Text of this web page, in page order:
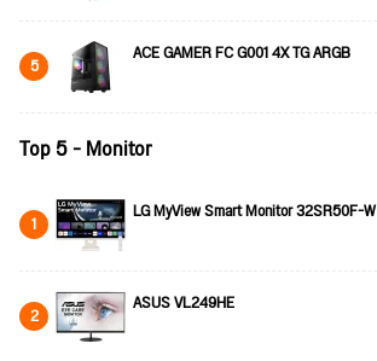
5 ACE GAMER FC G001 4X TG ARGB
Top 5 - Monitor
1 LG MyView Smart Monitor 32SR50F-W
2 ASUS VL249HE